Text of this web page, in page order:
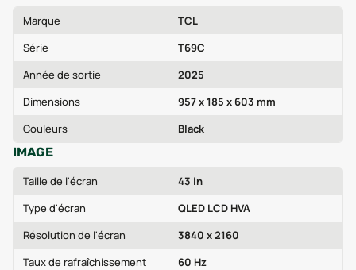
Marque
TCL
Série
T69C
Année de sortie
2025
Dimensions
957 x 185 x 603 mm
Couleurs
Black
IMAGE
Taille de l'écran
43 in
Type d'écran
QLED LCD HVA
Résolution de l'écran
3840 x 2160
Taux de rafraîchissement
60 Hz